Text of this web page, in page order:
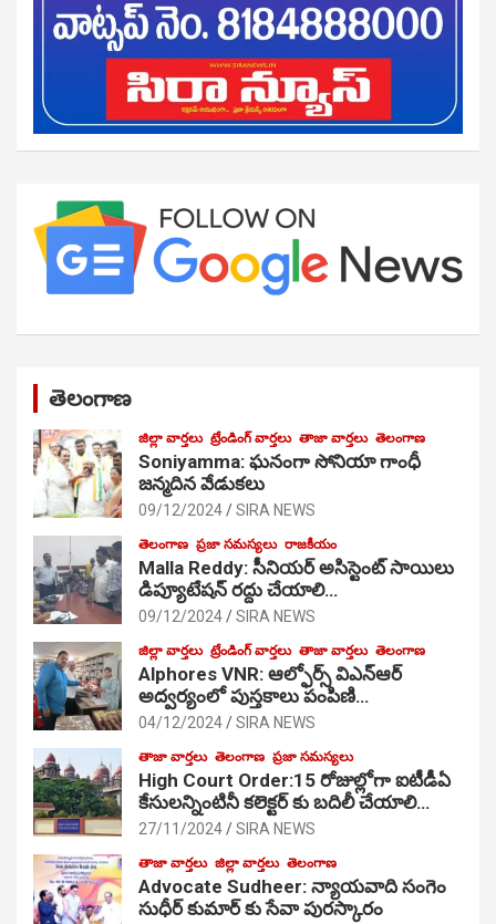
తెలంగాణ
జిల్లా వార్తలు ట్రేండింగ్ వార్తలు తాజా వార్తలు తెలంగాణ
Soniyamma: ఘ‌నంగా సోనియా గాంధీ
జ‌న్మ‌దిన వేడుక‌లు
09/12/2024 SIRA NEWS
తెలంగాణ ప్రజా సమస్యలు రాజకీయం
Malla Reddy: సీనియర్ అసిస్టెంట్ సాయిలు
డిప్యూటేషన్ రద్దు చేయాలి…
09/12/2024 SIRA NEWS
జిల్లా వార్తలు ట్రేండింగ్ వార్తలు తాజా వార్తలు తెలంగాణ
Alphores VNR: ఆల్ఫోర్స్ విఎన్ఆర్
అద్వర్యంలో పుస్తకాలు పంపిణి…
04/12/2024 SIRA NEWS
తాజా వార్తలు తెలంగాణ ప్రజా సమస్యలు
High Court Order:15 రోజుల్లోగా ఐటీడీఏ
కేసులన్నింటినీ కలెక్టర్ కు బదిలీ చేయాలి…
27/11/2024 SIRA NEWS
తాజా వార్తలు జిల్లా వార్తలు తెలంగాణ
Advocate Sudheer: న్యాయవాది సంగెం
సుధీర్ కుమార్ కు సేవా పురస్కారం